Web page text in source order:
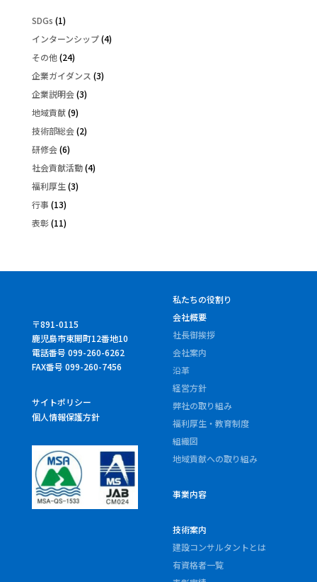
SDGs (1)
インターンシップ(4)
その他(24)
企業ガイダンス (3)
企業説明会(3)
地域貢献(9)
技術部総会(2)
研修会(6)
社会貢献活動(4)
福利厚生(3)
行事 (13)
表彰(11)
〒891-0115
鹿児島市東開町12番地10
電話番号 099-260-6262
FAX番号 099-260-7456
サイトポリシー
個人情報保護方針
私たちの役割り
会社概要
社長御挨拶
会社案内
沿革
経営方針
弊社の取り組み
福利厚生・教育制度
組織図
地域貢献への取り組み
事業内容
技術案内
建設コンサルタントとは
有資格者一覧